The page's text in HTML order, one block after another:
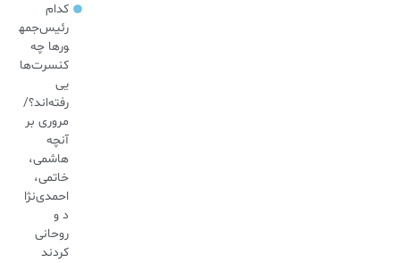
کدام
رئیس‌جمه
ورها چه
کنسرت‌ها
یی
رفته‌اند؟/
مروری بر
آنچه
هاشمی،
خاتمی،
احمدی‌نژا
د و
روحانی
کردند